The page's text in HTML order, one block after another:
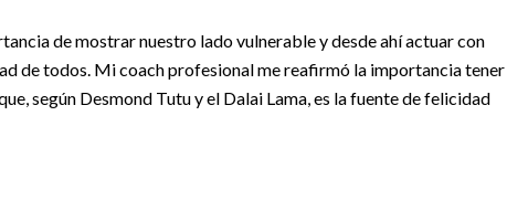
de mostrar nuestro lado vulnerable y desde ahí actuar con
de todos. Mi coach profesional me reafirmó la importancia tener
según Desmond Tutu y el Dalai Lama, es la fuente de felicidad